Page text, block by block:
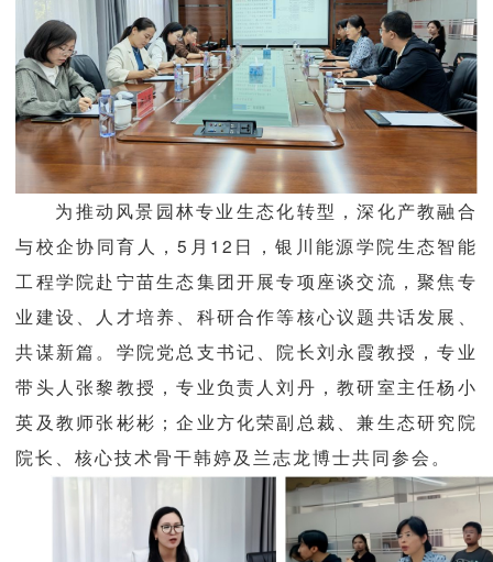
优秀校友
学院官网
为推动风景园林专业生态化转型，深化产教融合
与校企协同育人，5月12日，银川能源学院生态智能
工程学院赴宁苗生态集团开展专项座谈交流，聚焦专
业建设、人才培养、科研合作等核心议题共话发展、
共谋新篇。学院党总支书记、院长刘永霞教授，专业
带头人张黎教授，专业负责人刘丹，教研室主任杨小
英及教师张彬彬；企业方化荣副总裁、兼生态研究院
院长、核心技术骨干韩婷及兰志龙博士共同参会。